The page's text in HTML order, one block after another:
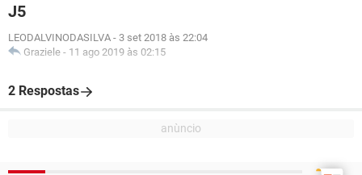
J5
LEODALVINODASILVA - 3 set 2018 às 22:04
Graziele - 11 ago 2019 às 02:15
2 Respostas